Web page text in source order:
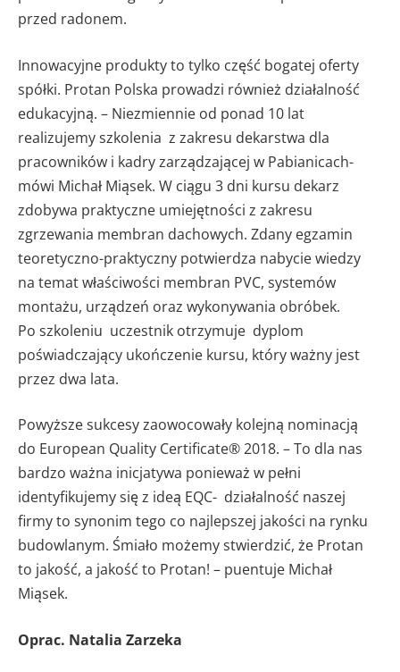
przed radonem.
Innowacyjne produkty to tylko część bogatej oferty
spółki. Protan Polska prowadzi również działalność
edukacyjną. – Niezmiennie od ponad 10 lat
realizujemy szkolenia z zakresu dekarstwa dla
pracowników i kadry zarządzającej w Pabianicach-
mówi Michał Miąsek. W ciągu 3 dni kursu dekarz
zdobywa praktyczne umiejętności z zakresu
zgrzewania membran dachowych. Zdany egzamin
teoretyczno-praktyczny potwierdza nabycie wiedzy
na temat właściwości membran PVC, systemów
montażu, urządzeń oraz wykonywania obróbek.
Po szkoleniu uczestnik otrzymuje dyplom
poświadczający ukończenie kursu, który ważny jest
przez dwa lata.
Powyższe sukcesy zaowocowały kolejną nominacją
do European Quality Certificate® 2018. – To dla nas
bardzo ważna inicjatywa ponieważ w pełni
identyfikujemy się z ideą EQC- działalność naszej
firmy to synonim tego co najlepszej jakości na rynku
budowlanym. Śmiało możemy stwierdzić, że Protan
to jakość, a jakość to Protan! – puentuje Michał
Miąsek.
Oprac. Natalia Zarzeka